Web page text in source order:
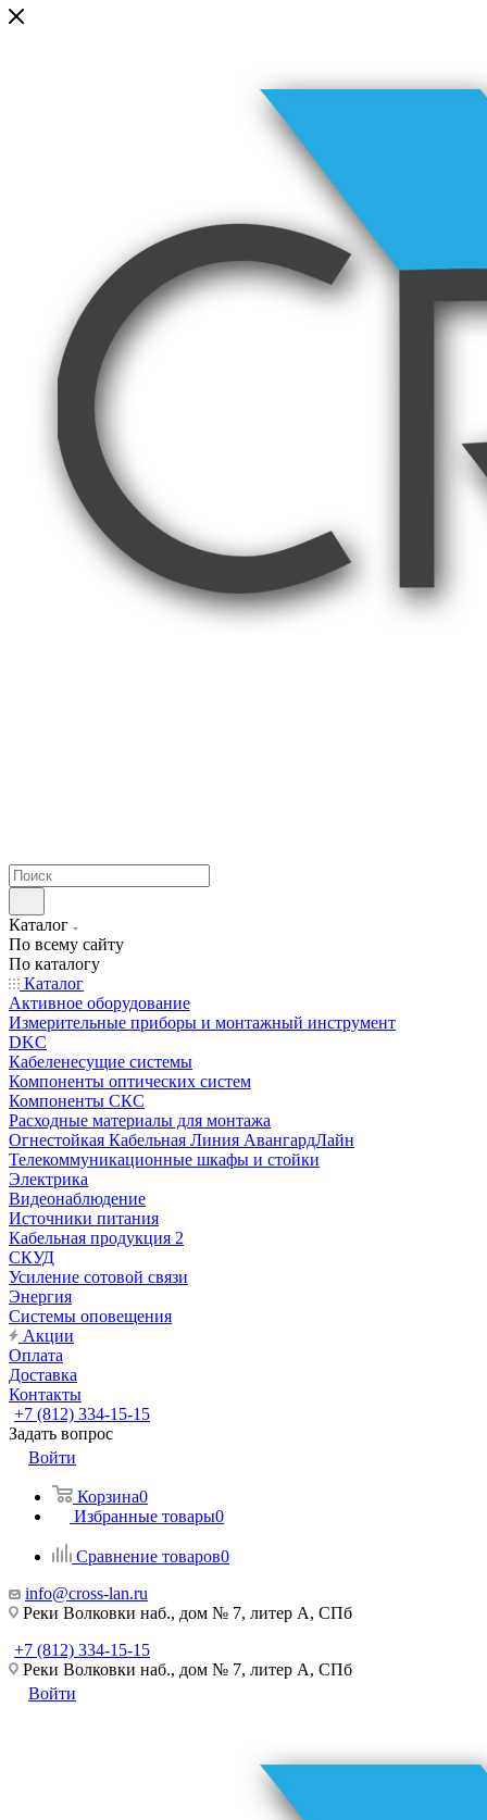
Каталог
По всему сайту
По каталогу
Каталог
Активное оборудование
Измерительные приборы и монтажный инструмент
DKC
Кабеленесущие системы
Компоненты оптических систем
Компоненты СКС
Расходные материалы для монтажа
Огнестойкая Кабельная Линия АвангардЛайн
Телекоммуникационные шкафы и стойки
Электрика
Видеонаблюдение
Источники питания
Кабельная продукция 2
СКУД
Усиление сотовой связи
Энергия
Системы оповещения
Акции
Оплата
Доставка
Контакты
+7 (812) 334-15-15
Задать вопрос
Войти
Корзина0
Избранные товары0
Сравнение товаров0
info@cross-lan.ru
Реки Волковки наб., дом № 7, литер А, СПб
+7 (812) 334-15-15
Реки Волковки наб., дом № 7, литер А, СПб
Войти